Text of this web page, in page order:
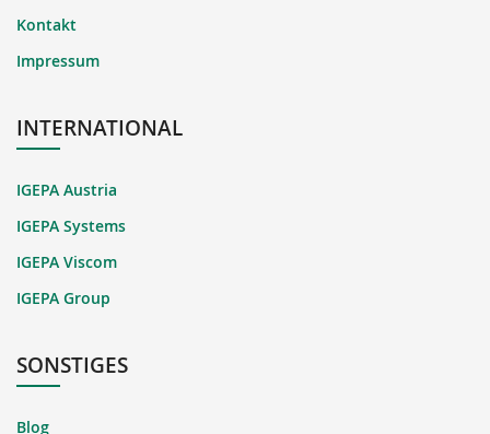
Kontakt
Impressum
INTERNATIONAL
IGEPA Austria
IGEPA Systems
IGEPA Viscom
IGEPA Group
SONSTIGES
Blog